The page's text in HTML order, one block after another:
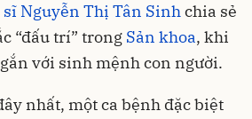
sĩ Nguyễn Thị Tân Sinhchia sẻ
“đấu trí” trong Sản khoa, khi
với sinh mệnh con người.
nhất, một ca bệnh đặc biệt